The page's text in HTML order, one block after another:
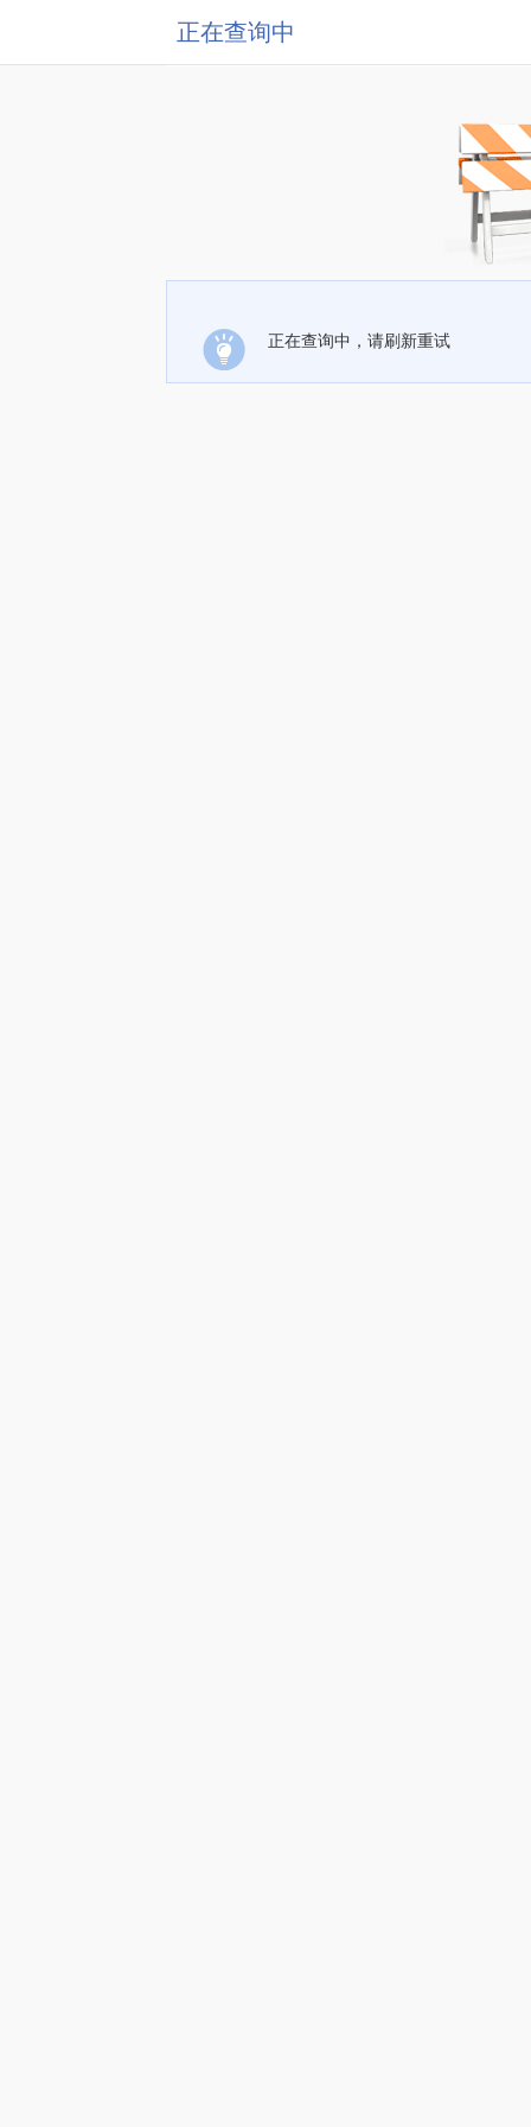
正在查询中
正在查询中，请刷新重试